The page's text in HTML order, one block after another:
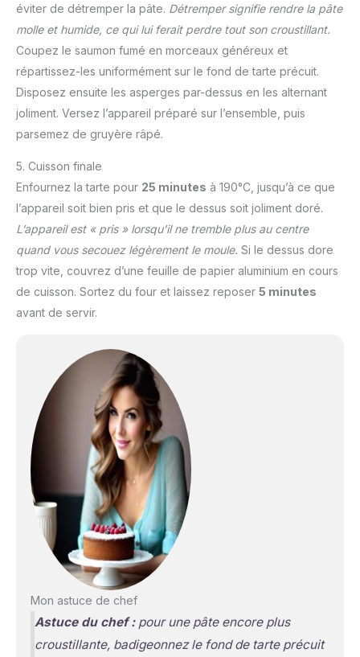
éviter de détremper la pâte. Détremper signifie rendre la pâte
molle et humide, ce qui lui ferait perdre tout son croustillant.
Coupez le saumon fumé en morceaux généreux et
répartissez-les uniformément sur le fond de tarte précuit.
Disposez ensuite les asperges par-dessus en les alternant
joliment. Versez l’appareil préparé sur l’ensemble, puis
parsemez de gruyère râpé.
5. Cuisson finale
Enfournez la tarte pour 25 minutes à 190°C, jusqu’à ce que
l’appareil soit bien pris et que le dessus soit joliment doré.
L’appareil est « pris » lorsqu’il ne tremble plus au centre
quand vous secouez légèrement le moule. Si le dessus dore
trop vite, couvrez d’une feuille de papier aluminium en cours
de cuisson. Sortez du four et laissez reposer 5 minutes
avant de servir.
Mon astuce de chef
Astuce du chef :pour une pâte encore plus
croustillante, badigeonnez le fond de tarte précuit